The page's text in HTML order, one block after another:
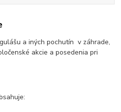
a iných pochutín v záhrade,
akcie a posedenia pri